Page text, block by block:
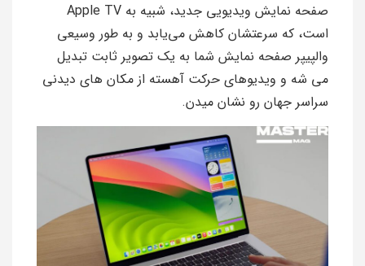
صفحه ‌نمایش ویدیویی جدید، شبیه به Apple TV
است، که سرعتشان کاهش می‌یابد و به‌ طور وسیعی
والپیپر صفحه نمایش شما به یک تصویر ثابت تبدیل
می‌ شه و ویدیوهای حرکت آهسته از مکان ‌های دیدنی
سراسر جهان رو نشان میدن.